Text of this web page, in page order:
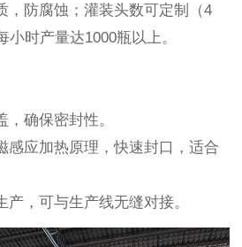
，防腐蚀；灌装头数可定制（4
时产量达1000瓶以上。
确保密封性。
感应加热原理，快速封口，适合
，可与生产线无缝对接。